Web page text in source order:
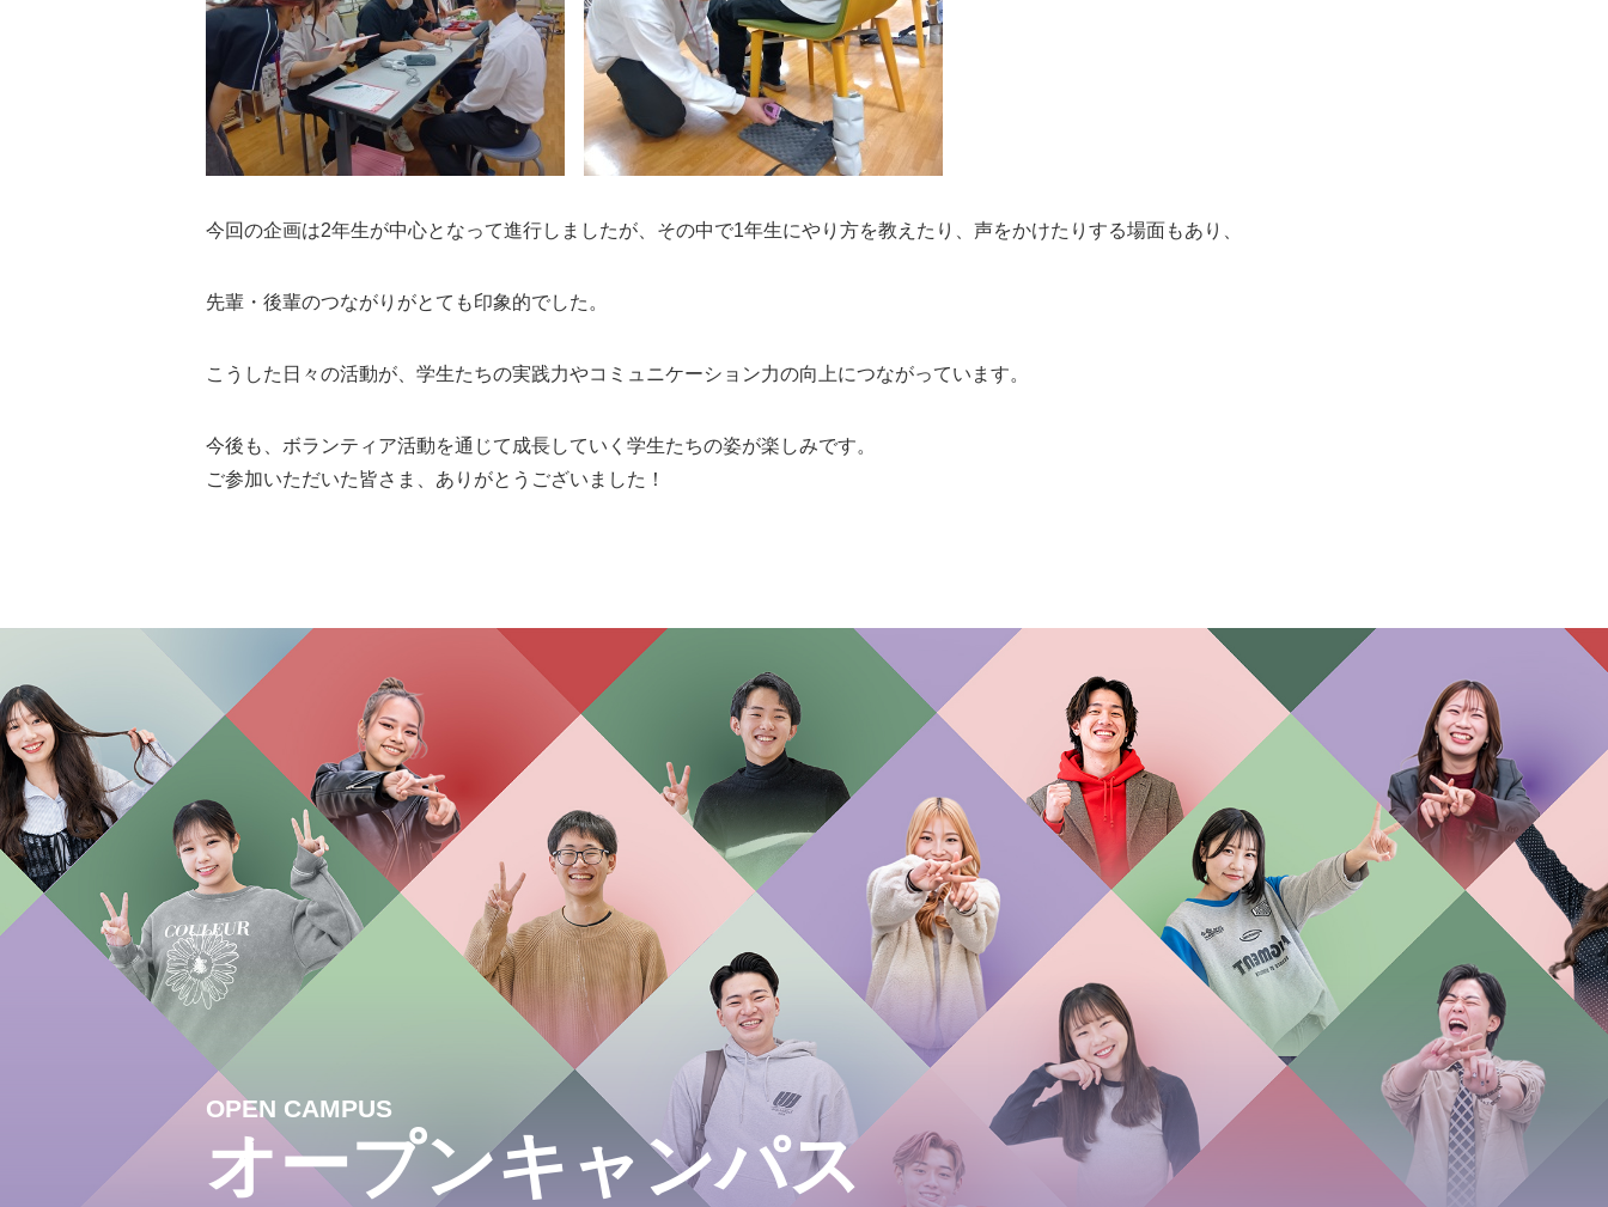
今回の企画は2年生が中心となって進行しましたが、その中で1年生にやり方を教えたり、声をかけたりする場面もあり、
先輩・後輩のつながりがとても印象的でした。
こうした日々の活動が、学生たちの実践力やコミュニケーション力の向上につながっています。
今後も、ボランティア活動を通じて成長していく学生たちの姿が楽しみです。
ご参加いただいた皆さま、ありがとうございました！
OPEN CAMPUS
オープンキャンパス